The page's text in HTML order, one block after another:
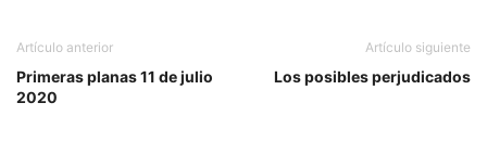
Artículo anterior
Primeras planas 11 de julio
2020
Artículo siguiente
Los posibles perjudicados